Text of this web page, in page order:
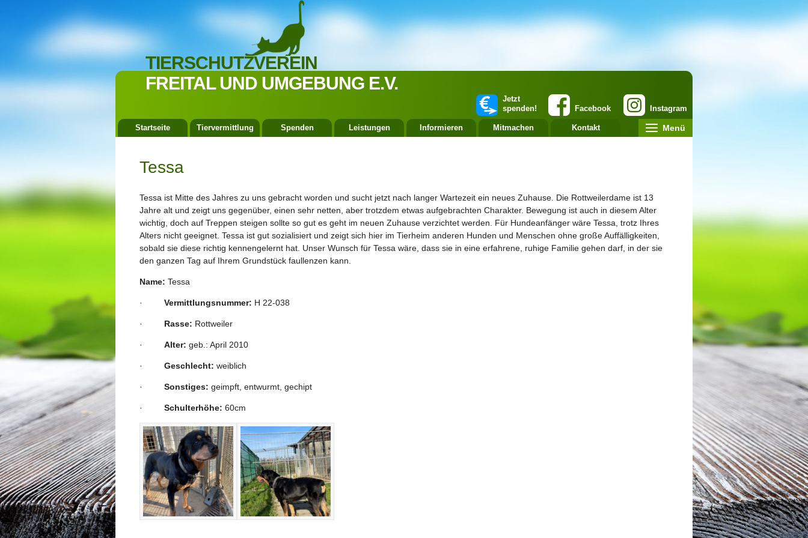
TIERSCHUTZVEREIN
FREITAL UND UMGEBUNG E.V.
Instagram
Facebook
Jetzt
spenden!
Startseite Tiervermittlung Spenden Leistungen Informieren Mitmachen Kontakt Menü
Tessa
Tessa ist Mitte des Jahres zu uns gebracht worden und sucht jetzt nach langer Wartezeit ein neues Zuhause. Die Rottweilerdame ist 13
Jahre alt und zeigt uns gegenüber, einen sehr netten, aber trotzdem etwas aufgebrachten Charakter. Bewegung ist auch in diesem Alter
wichtig, doch auf Treppen steigen sollte so gut es geht im neuen Zuhause verzichtet werden. Für Hundeanfänger wäre Tessa, trotz Ihres
Alters nicht geeignet. Tessa ist gut sozialisiert und zeigt sich hier im Tierheim anderen Hunden und Menschen ohne große Auffälligkeiten,
sobald sie diese richtig kennengelernt hat. Unser Wunsch für Tessa wäre, dass sie in eine erfahrene, ruhige Familie gehen darf, in der sie
den ganzen Tag auf Ihrem Grundstück faullenzen kann.
Name: Tessa
· Vermittlungsnummer: H 22-038
· Rasse: Rottweiler
· Alter: geb.: April 2010
· Geschlecht: weiblich
· Sonstiges: geimpft, entwurmt, gechipt
· Schulterhöhe: 60cm